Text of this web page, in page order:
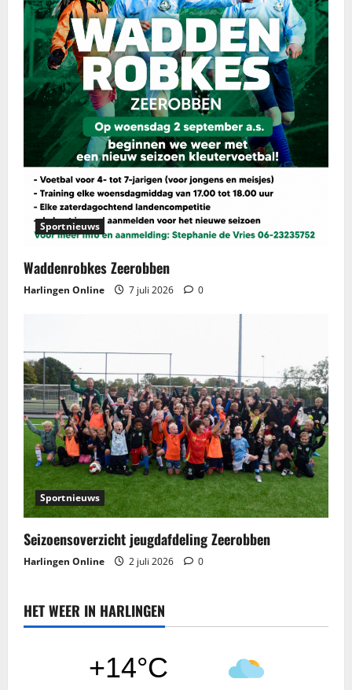
Sportnieuws
Waddenrobkes Zeerobben
Harlingen Online 7 juli 2026 0
Sportnieuws
Seizoensoverzicht jeugdafdeling Zeerobben
Harlingen Online 2 juli 2026 0
HET WEER IN HARLINGEN
+14°C